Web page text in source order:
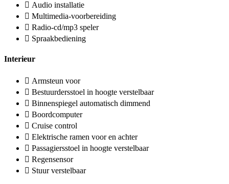
Audio installatie
Multimedia-voorbereiding
Radio-cd/mp3 speler
Spraakbediening
Interieur
Armsteun voor
Bestuurdersstoel in hoogte verstelbaar
Binnenspiegel automatisch dimmend
Boordcomputer
Cruise control
Elektrische ramen voor en achter
Passagiersstoel in hoogte verstelbaar
Regensensor
Stuur verstelbaar